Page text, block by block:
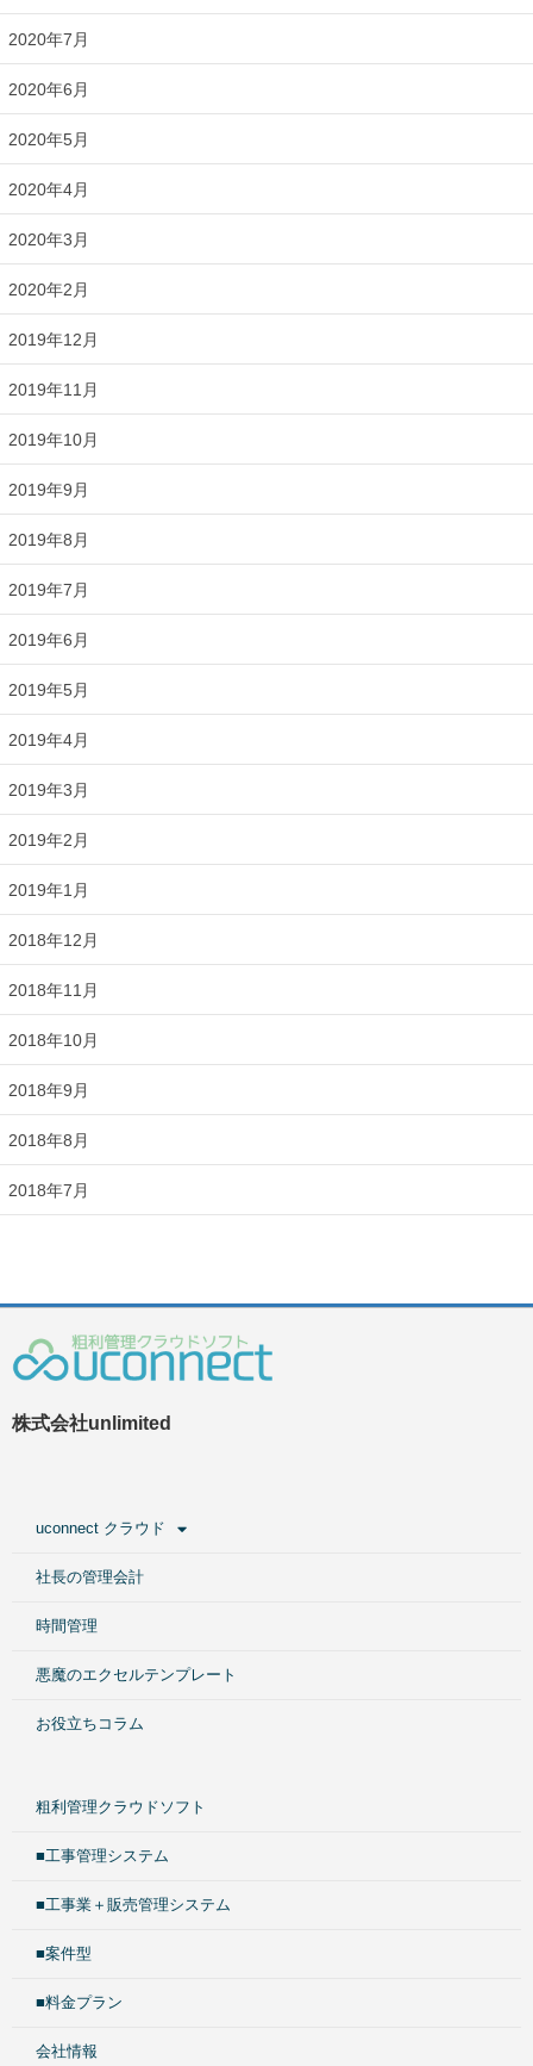
2020年7月
2020年6月
2020年5月
2020年4月
2020年3月
2020年2月
2019年12月
2019年11月
2019年10月
2019年9月
2019年8月
2019年7月
2019年6月
2019年5月
2019年4月
2019年3月
2019年2月
2019年1月
2018年12月
2018年11月
2018年10月
2018年9月
2018年8月
2018年7月
株式会社unlimited
uconnect クラウド
社長の管理会計
時間管理
悪魔のエクセルテンプレート
お役立ちコラム
粗利管理クラウドソフト
■工事管理システム
■工事業＋販売管理システム
■案件型
■料金プラン
会社情報